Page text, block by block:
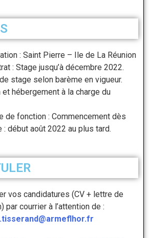
: Saint Pierre – Ile de La Réunion
: Stage jusqu’à décembre 2022.
stage selon barème en vigueur.
et hébergement à la charge du
de fonction : Commencement dès
début août 2022 au plus tard.
vos candidatures (CV + lettre de
par courrier à l’attention de :